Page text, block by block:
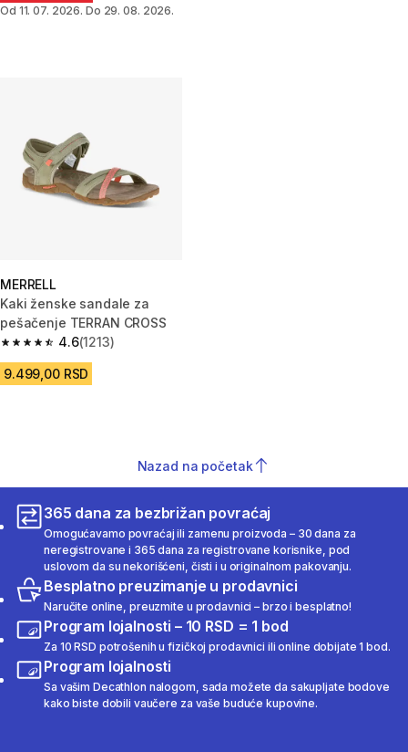
Od 11. 07. 2026. Do 29. 08. 2026.
MERRELL
Kaki ženske sandale za
pešačenje TERRAN CROSS
4.6
4.6 od 5 zvezdica from 1213 Recenzije
(1213)
9.499,00 RSD
Nazad na početak
365 dana za bezbrižan povraćaj
Omogućavamo povraćaj ili zamenu proizvoda – 30 dana za
neregistrovane i 365 dana za registrovane korisnike, pod
uslovom da su nekorišćeni, čisti i u originalnom pakovanju.
Besplatno preuzimanje u prodavnici
Naručite online, preuzmite u prodavnici – brzo i besplatno!
Program lojalnosti – 10 RSD = 1 bod
Za 10 RSD potrošenih u fizičkoj prodavnici ili online dobijate 1 bod.
Program lojalnosti
Sa vašim Decathlon nalogom, sada možete da sakupljate bodove
kako biste dobili vaučere za vaše buduće kupovine.